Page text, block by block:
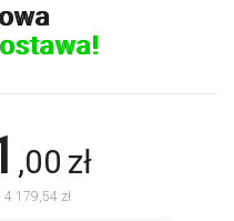
,00 zł
4 179,54 zł